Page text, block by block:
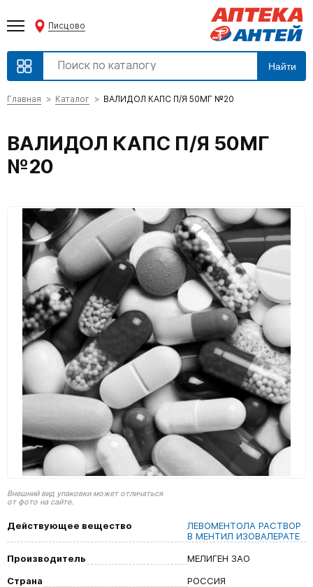
Писцово
Найти
Главная Каталог ВАЛИДОЛ КАПС П/Я 50МГ №20
ВАЛИДОЛ КАПС П/Я 50МГ
№20
Внешний вид упаковки может отличаться
от фото на сайте.
Действующее вещество
ЛЕВОМЕНТОЛА РАСТВОР
В МЕНТИЛ ИЗОВАЛЕРАТЕ
Производитель
МЕЛИГЕН ЗАО
Страна
РОССИЯ